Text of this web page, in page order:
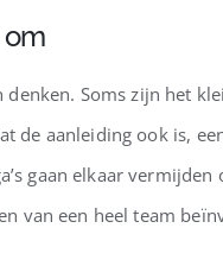
Soms zijn het
de aanleiding ook is,
gaan elkaar
van een heel team